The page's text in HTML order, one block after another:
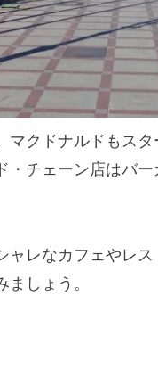
マクドナルドもス
・チェーン店はバ
ャレなカフェやレ
しょう。